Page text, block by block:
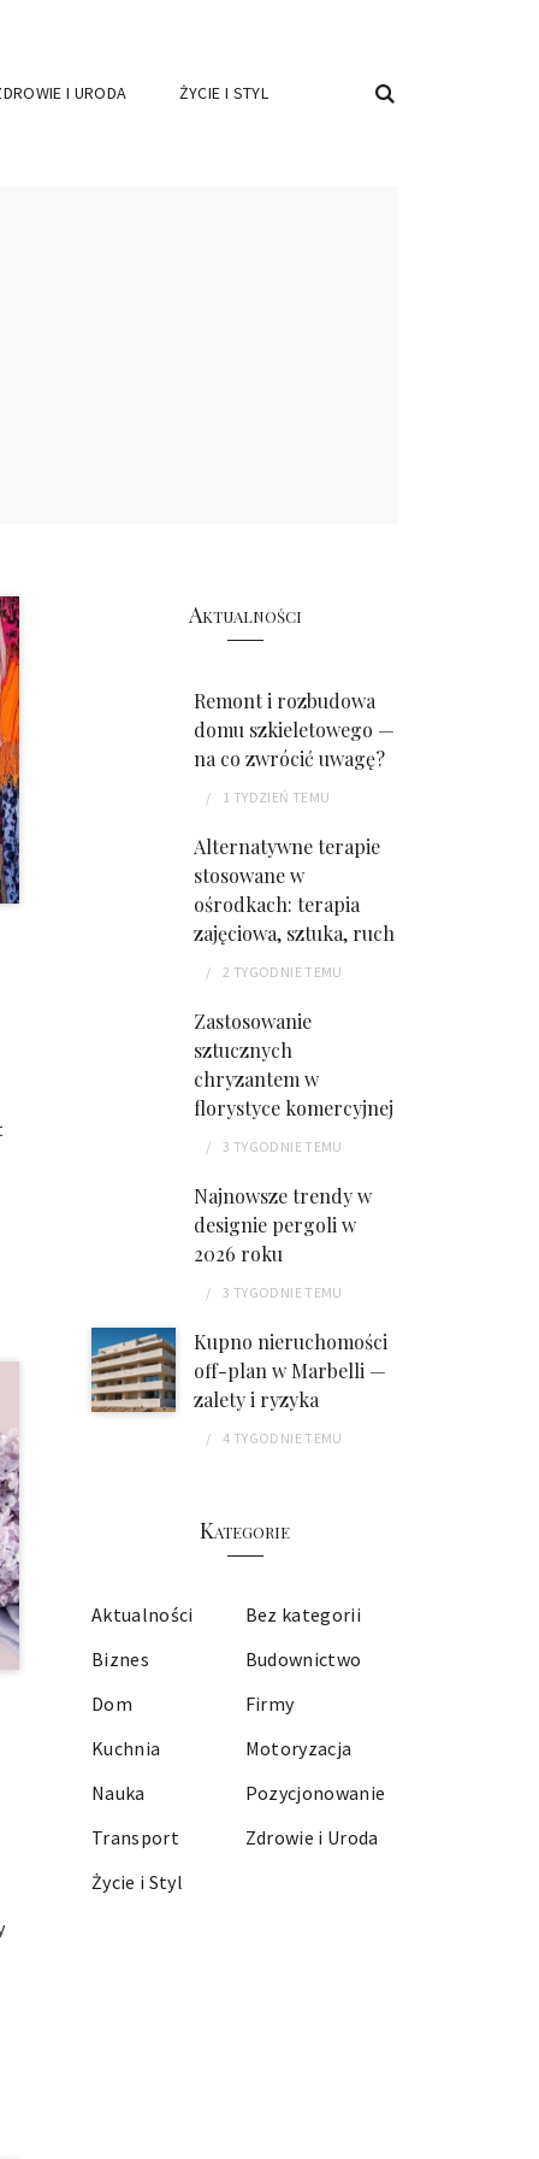
I URODA ŻYCIE I STYL
Aktualności
Remont i rozbudowa
domu szkieletowego —
na co zwrócić uwagę?
1 TYDZIEŃ TEMU
Alternatywne terapie
stosowane w
ośrodkach: terapia
zajęciowa, sztuka, ruch
2 TYGODNIETEMU
Zastosowanie
sztucznych
chryzantem w
florystyce komercyjnej
3 TYGODNIETEMU
Najnowsze trendy w
designie pergoli w
2026 roku
3 TYGODNIETEMU
Kupno nieruchomości
off-plan w Marbelli —
zalety i ryzyka
4 TYGODNIETEMU
Kategorie
Aktualności
Bez kategorii
Biznes
Budownictwo
Dom
Firmy
Kuchnia
Motoryzacja
Nauka
Pozycjonowanie
Transport
Zdrowie i Uroda
Życie i Styl